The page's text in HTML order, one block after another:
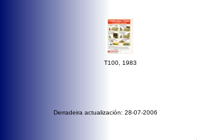
T100, 1983
Derradeira actualización: 28-07-2006